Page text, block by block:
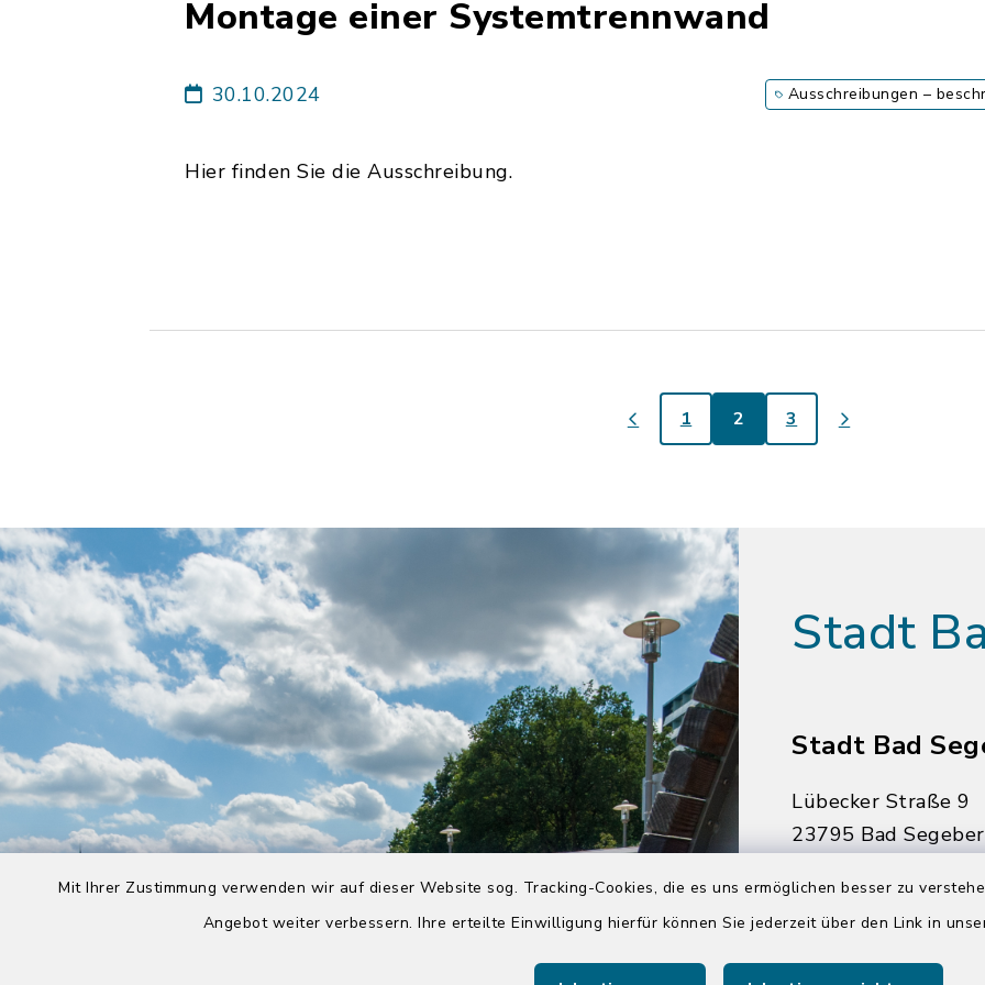
Mit Ihrer Zustimmung verwenden wir auf dieser Website sog. Tracking-Cookies, die es uns ermöglichen besser zu
Angebot weiter verbessern. Ihre erteilte Einwilligung hierfür können Sie jederzeit über den Link in
Montage einer Systemtrennwand
30.10.2024 Ausschreibungen –
Hier finden Sie die Ausschreibung.
1 2 3
Stadt
Stadt Bad
Lübecker Straße 9
23795 Bad
04551 964-0
04551 964-111